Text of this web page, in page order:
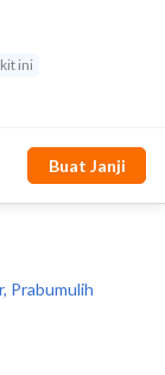
Prabumulih